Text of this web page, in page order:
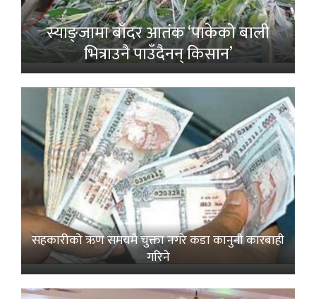
स्याङ्जामा बाँदर आतंक ‘पाकेको बाली
भित्राउनै पाउँदैनन् किसान’
सहकारीको ऋण समयमै चुक्ता नगरे कडा कानुनी कारबाही
गरिने